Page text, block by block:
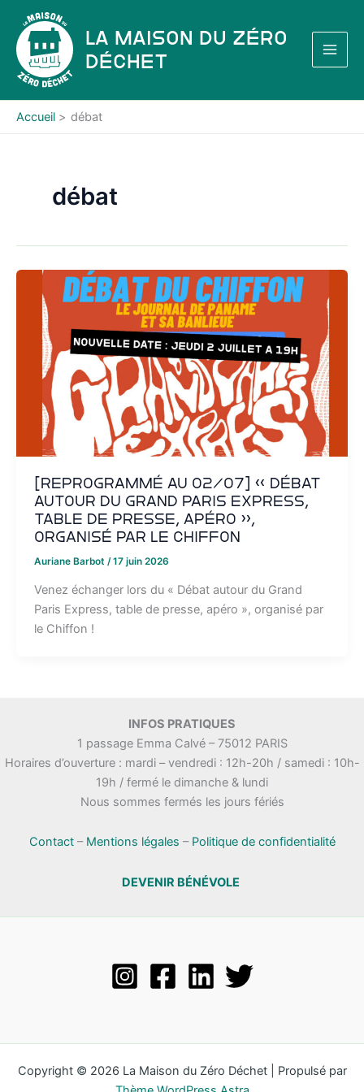
contenu
La Maison du Zéro
Déchet
Accueil débat
débat
[REPROGRAMMÉ AU 02/07] « Débat
autour du Grand Paris Express,
table de presse, apéro »,
organisé par le Chiffon
Auriane Barbot /17 juin 2026
Venez échanger lors du « Débat autour du Grand
Paris Express, table de presse, apéro », organisé par
le Chiffon !
INFOS PRATIQUES
1 passage Emma Calvé – 75012 PARIS
Horaires d’ouverture : mardi – vendredi : 12h-20h / samedi : 10h-
19h / fermé le dimanche & lundi
Nous sommes fermés les jours fériés
Contact– Mentions légales – Politique de confidentialité
DEVENIR BÉNÉVOLE
Copyright © 2026 La Maison du Zéro Déchet | Propulsé par